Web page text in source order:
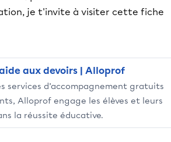
je t'invite à visiter cette fiche
aux devoirs | Alloprof
services d’accompagnement gratuits
Alloprof engage les élèves et leurs
la réussite éducative.